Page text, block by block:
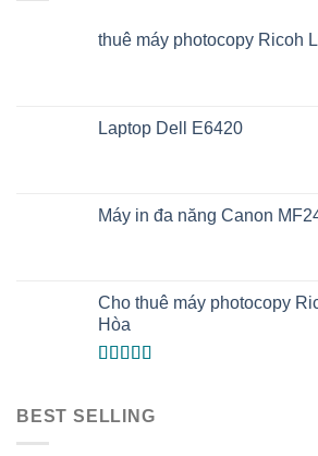
thuê máy photocopy Ricoh
Laptop Dell E6420
Máy in đa năng Canon
Cho thuê máy photocopy
Hòa
sao
BEST SELLING